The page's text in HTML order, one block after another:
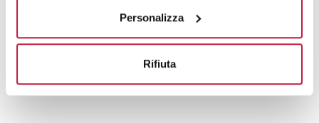
Personalizza
Rifiuta